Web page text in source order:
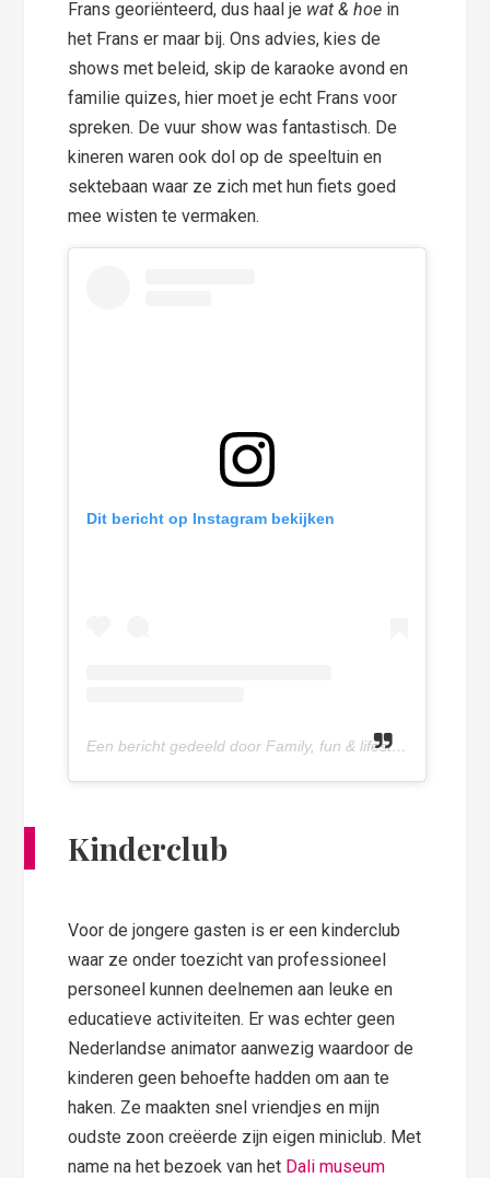
Frans georiënteerd, dus haal je wat & hoe in
het Frans er maar bij. Ons advies, kies de
shows met beleid, skip de karaoke avond en
familie quizes, hier moet je echt Frans voor
spreken. De vuur show was fantastisch. De
kineren waren ook dol op de speeltuin en
sektebaan waar ze zich met hun fiets goed
mee wisten te vermaken.
Dit bericht op Instagram bekijken
Een bericht gedeeld door Family, fun & lifestyle blog (@olivettepuntnl)
Kinderclub
Voor de jongere gasten is er een kinderclub
waar ze onder toezicht van professioneel
personeel kunnen deelnemen aan leuke en
educatieve activiteiten. Er was echter geen
Nederlandse animator aanwezig waardoor de
kinderen geen behoefte hadden om aan te
haken. Ze maakten snel vriendjes en mijn
oudste zoon creëerde zijn eigen miniclub. Met
name na het bezoek van het Dali museum